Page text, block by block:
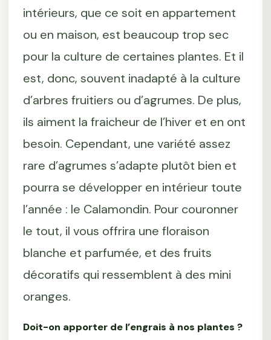
intérieurs, que ce soit en appartement
ou en maison, est beaucoup trop sec
pour la culture de certaines plantes. Et il
est, donc, souvent inadapté à la culture
d’arbres fruitiers ou d’agrumes. De plus,
ils aiment la fraicheur de l’hiver et en ont
besoin. Cependant, une variété assez
rare d’agrumes s’adapte plutôt bien et
pourra se développer en intérieur toute
l’année : le Calamondin. Pour couronner
le tout, il vous offrira une floraison
blanche et parfumée, et des fruits
décoratifs qui ressemblent à des mini
oranges.
Doit-on apporter de l’engrais à nos plantes ?